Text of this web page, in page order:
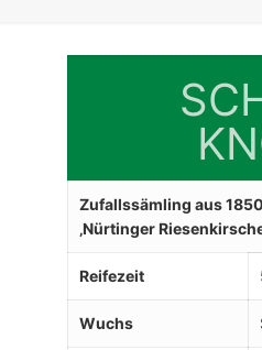
Zufallssämling aus 1850;
‚Nürtinger
Reifezeit
Wuchs